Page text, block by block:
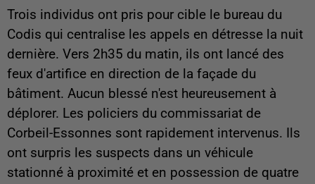
Trois individus ont pris pour cible le bureau du
Codis qui centralise les appels en détresse la nuit
dernière. Vers 2h35 du matin, ils ont lancé des
feux d'artifice en direction de la façade du
bâtiment. Aucun blessé n'est heureusement à
déplorer. Les policiers du commissariat de
Corbeil-Essonnes sont rapidement intervenus. Ils
ont surpris les suspects dans un véhicule
stationné à proximité et en possession de quatre